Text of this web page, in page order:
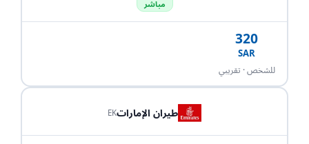
مباشر
320
SAR
للشخص · تقريبي
طيران الإماراتEK